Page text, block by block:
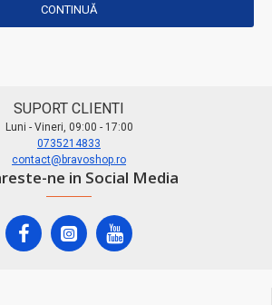
CONTINUĂ
SUPORT CLIENTI
Luni - Vineri, 09:00 - 17:00
0735214833
contact@bravoshop.ro
ne in Social Media